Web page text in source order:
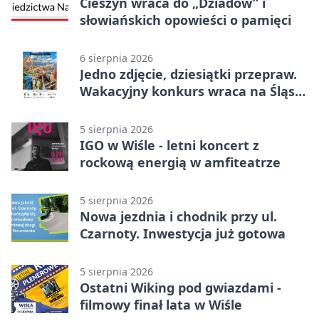
słowiańskich opowieści o pamięci
6 sierpnia 2026
Jedno zdjęcie, dziesiątki przepraw.
Wakacyjny konkurs wraca na Śląsk
5 sierpnia 2026
IGO w Wiśle - letni koncert z
rockową energią w amfiteatrze
5 sierpnia 2026
Nowa jezdnia i chodnik przy ul.
Czarnoty. Inwestycja już gotowa
5 sierpnia 2026
Ostatni Wiking pod gwiazdami -
filmowy finał lata w Wiśle